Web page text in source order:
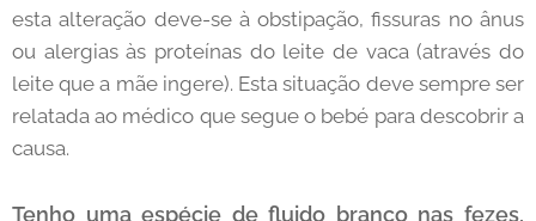
esta alteração deve-se à obstipação, fissuras no ânus
ou alergias às proteínas do leite de vaca (através do
leite que a mãe ingere). Esta situação deve sempre ser
relatada ao médico que segue o bebé para descobrir a
causa.
Tenho uma espécie de fluido branco nas fezes,